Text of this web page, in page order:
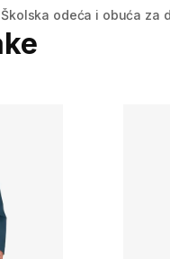
Školska odeća i obuća za